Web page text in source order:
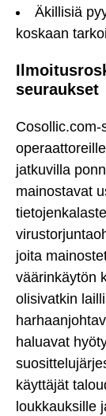
Äkillisiä
koskaan
seuraukset
jatkuvilla
mainostavat
joita
väärinkäytön
olisivatkin
haluavat
käyttäjät
loukkauksille